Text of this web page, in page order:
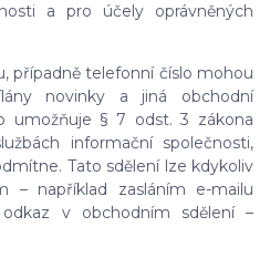
a pro účely oprávněných
případně telefonní číslo mohou
novinky a jiná obchodní
umožňuje § 7 odst. 3 zákona
informační společnosti,
Tato sdělení lze kdykoliv
– například zasláním e-mailu
v obchodním sdělení –